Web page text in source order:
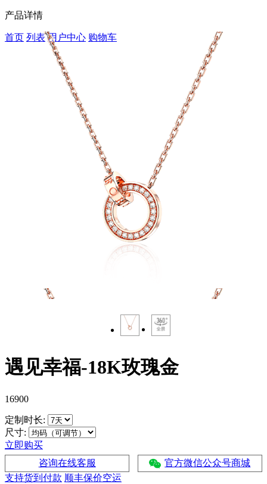
产品详情
首页 列表 用户中心 购物车
遇见幸福-18K玫瑰金
16900
定制时长:
尺寸:
立即购买
咨询在线客服
官方微信公众号商城
支持货到付款 顺丰保价空运